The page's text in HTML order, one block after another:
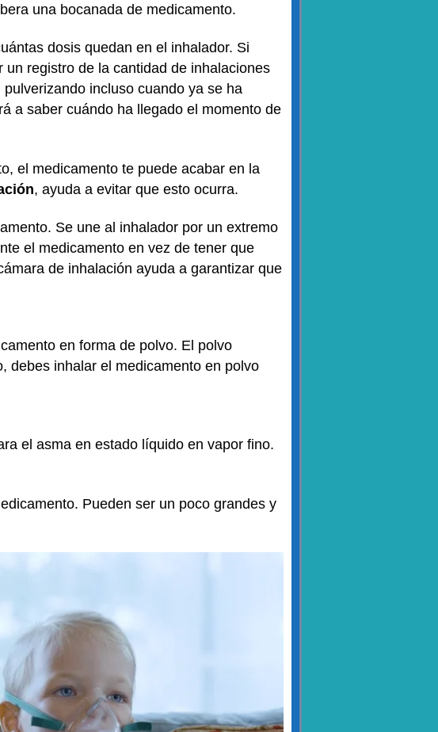
una bocanada de medicamento.
dosis quedan en el inhalador. Si
registro de la cantidad de inhalaciones
incluso cuando ya se ha
a saber cuándo ha llegado el momento de
el medicamento te puede acabar en la
, ayuda a evitar que esto ocurra.
Se une al inhalador por un extremo
el medicamento en vez de tener que
de inhalación ayuda a garantizar que
en forma de polvo. El polvo
debes inhalar el medicamento en polvo
el asma en estado líquido en vapor fino.
Pueden ser un poco grandes y